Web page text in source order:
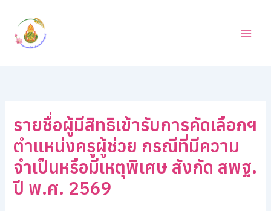
content
รายชื่อผู้มีสิทธิเข้ารับการคัดเลือกฯ
ตำแหน่งครูผู้ช่วย กรณีที่มีความ
จำเป็นหรือมีเหตุพิเศษ สังกัด สพฐ.
ปี พ.ศ. 2569
ห
า